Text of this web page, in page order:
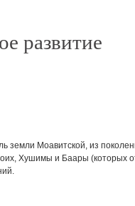
развитие
земли Моавитской, из
Хушимы и Баары (которых